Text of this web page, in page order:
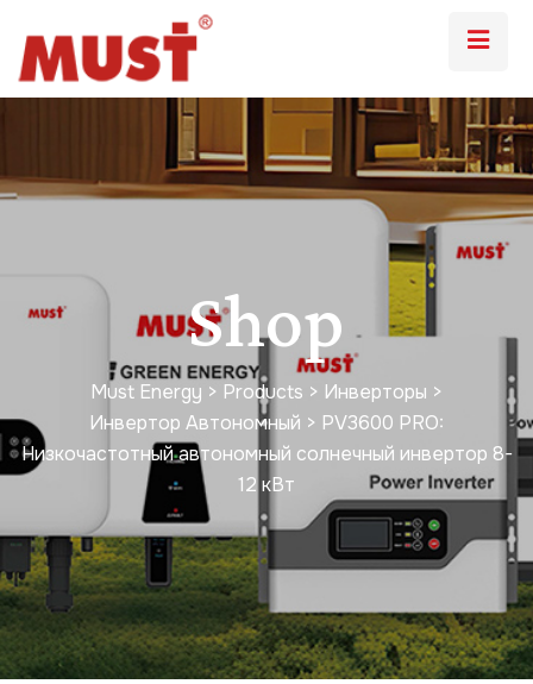
Shop
Must Energy > Products > Инверторы >
Инвертор Автономный > PV3600 PRO:
Низкочастотный автономный солнечный инвертор 8-
12 кВт